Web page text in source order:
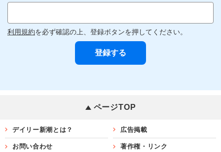
利用規約を必ず確認の上、登録ボタンを押してください。
ページTOP
デイリー新潮とは？ 広告掲載
お問い合わせ 著作権・リンク